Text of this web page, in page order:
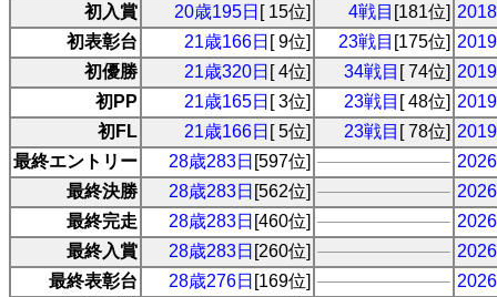
初入賞
20歳195日 [ 15位] 4戦目 [181位]
初表彰台
21歳166日 [ 9位] 23戦目 [175位]
初優勝
21歳320日 [ 4位] 34戦目 [ 74位]
初PP
21歳165日 [ 3位] 23戦目 [ 48位]
初FL
21歳166日 [ 5位] 23戦目 [ 78位]
最終エントリー
28歳283日 [597位]
最終決勝
28歳283日 [562位]
最終完走
28歳283日 [460位]
最終入賞
28歳283日 [260位]
最終表彰台
28歳276日 [169位]